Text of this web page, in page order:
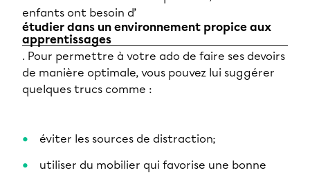
enfants ont besoin d’
étudier dans un environnement propice aux
apprentissages
. Pour permettre à votre ado de faire ses devoirs
de manière optimale, vous pouvez lui suggérer
quelques trucs comme :
éviter les sources de distraction;
utiliser du mobilier qui favorise une bonne